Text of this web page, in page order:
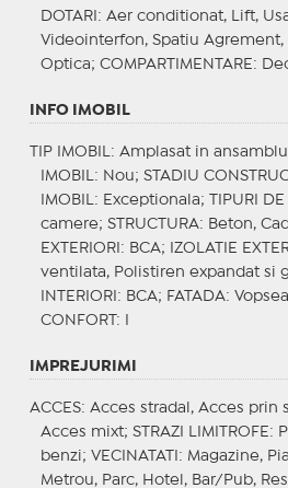
DOTARI : Aer conditionat, Lift,
Videointerfon, Spatiu Agrement,
Optica; COMPARTIMENTARE :
INFO IMOBIL
TIP IMOBIL : Amplasat in
IMOBIL : Nou; STADIU
IMOBIL : Exceptionala; TIPURI
camere; STRUCTURA: Beton,
EXTERIORI : BCA; IZOLATIE
ventilata, Polistiren expandat si
INTERIORI : BCA; FATADA:
CONFORT : I
IMPREJURIMI
ACCES: Acces stradal, Acces prin
Acces mixt; STRAZI LIMITROFE :
benzi; VECINATATI : Magazine,
Metrou, Parc, Hotel, Bar/Pub,